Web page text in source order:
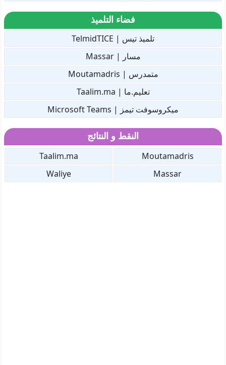
فضاء التلميذ
تلميذ تيس | TelmidTICE
مسار | Massar
متمدرس | Moutamadris
تعليم.ما | Taalim.ma
ميكروسوفت تيمز | Microsoft Teams
النقط و النتائج
Moutamadris
Taalim.ma
Massar
Waliye